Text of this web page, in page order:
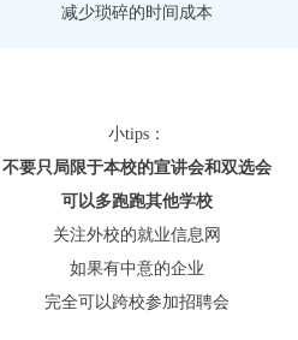
减少琐碎的时间成本
小tips：
不要只局限于本校的宣讲会和双选会
可以多跑跑其他学校
关注外校的就业信息网
如果有中意的企业
完全可以跨校参加招聘会